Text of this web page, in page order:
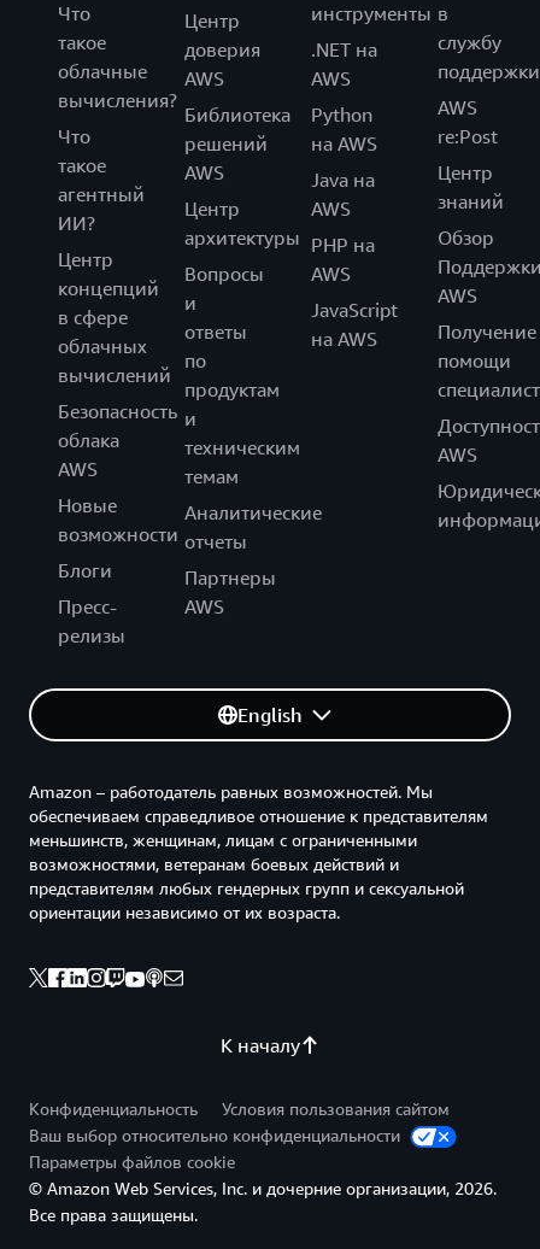
Что
такое
облачные
вычисления?
Что
такое
агентный
ИИ?
Центр
концепций
в сфере
облачных
вычислений
Безопасность
облака
AWS
Новые
возможности
Блоги
Пресс-
релизы
Центр
доверия
AWS
Библиотека
решений
AWS
Центр
архитектуры
Вопросы
и
ответы
по
продуктам
и
техническим
темам
Аналитические
отчеты
Партнеры
AWS
инструменты
.NET на
AWS
Python
на AWS
Java на
AWS
PHP на
AWS
JavaScript
на AWS
в
службу
поддержки
AWS
re:Post
Центр
знаний
Обзор
AWS
Получение
помощи
AWS
English
К началу
Amazon – работодатель равных возможностей. Мы
обеспечиваем справедливое отношение к представителям
меньшинств, женщинам, лицам с ограниченными
возможностями, ветеранам боевых действий и
представителям любых гендерных групп и сексуальной
ориентации независимо от их возраста.
Конфиденциальность
Условия пользования сайтом
Ваш выбор относительно конфиденциальности
Параметры файлов cookie
© Amazon Web Services, Inc. и дочерние организации, 2026.
Все права защищены.